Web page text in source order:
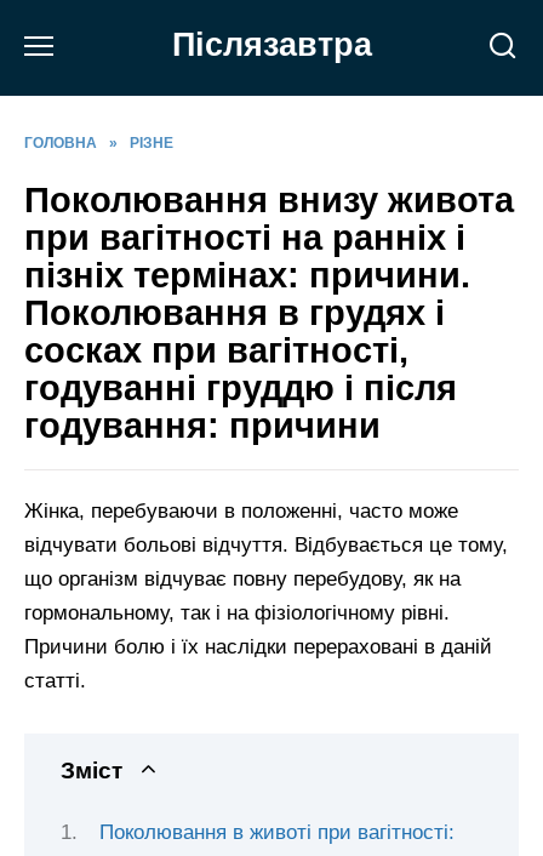
Післязавтра
ГОЛОВНА » РІЗНЕ
Поколювання внизу живота
при вагітності на ранніх і
пізніх термінах: причини.
Поколювання в грудях і
сосках при вагітності,
годуванні груддю і після
годування: причини
Жінка, перебуваючи в положенні, часто може
відчувати больові відчуття. Відбувається це тому,
що організм відчуває повну перебудову, як на
гормональному, так і на фізіологічному рівні.
Причини болю і їх наслідки перераховані в даній
статті.
Зміст
Поколювання в животі при вагітності: